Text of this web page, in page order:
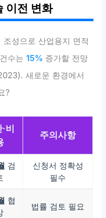
이전 변화
성으로 산업용지 면적
수는15% 증가할 전망
새로운 환경에서
?
비
주의사항
검
신청서 정확성
필수
협
법률 검토 필요